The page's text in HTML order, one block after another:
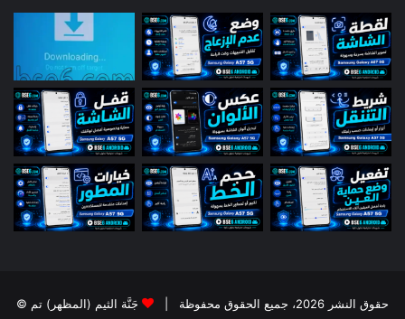
© حقوق النشر 2026، جميع الحقوق محفوظة | جَنَّة الثيم (المظهر) تم